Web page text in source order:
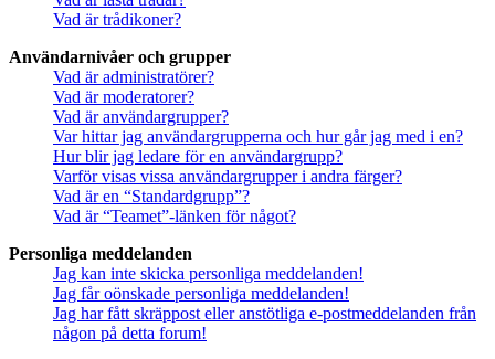
Vad är trådikoner?
Användarnivåer och grupper
Vad är administratörer?
Vad är moderatorer?
Vad är användargrupper?
Var hittar jag användargrupperna och hur går jag med i en?
Hur blir jag ledare för en användargrupp?
Varför visas vissa användargrupper i andra färger?
Vad är en “Standardgrupp”?
Vad är “Teamet”-länken för något?
Personliga meddelanden
Jag kan inte skicka personliga meddelanden!
Jag får oönskade personliga meddelanden!
Jag har fått skräppost eller anstötliga e-postmeddelanden från
någon på detta forum!